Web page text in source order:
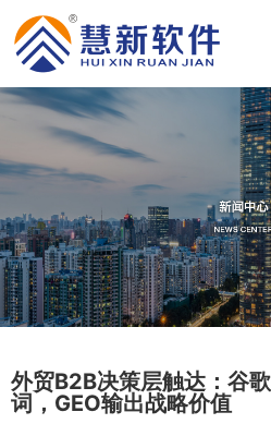
外贸B2B决策层触达：谷
词，GEO输出战略价值